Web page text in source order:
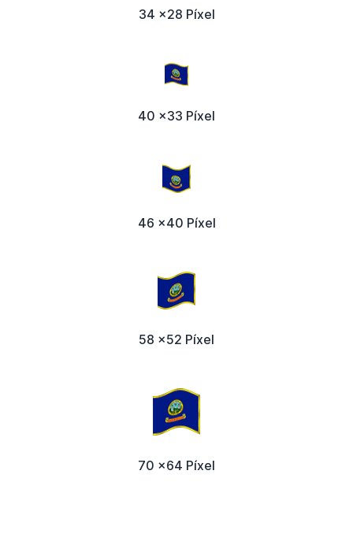
34 x28 Píxel
40 x33 Píxel
46 x40 Píxel
58 x52 Píxel
70 x64 Píxel